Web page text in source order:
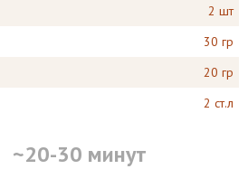
2 шт
30 гр
20 гр
2 ст.л
~20-30 минут